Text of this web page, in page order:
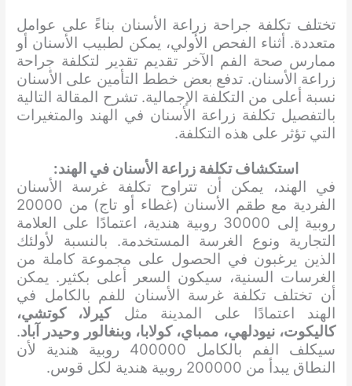
تختلف تكلفة جراحة زراعة الأسنان بناءً على عوامل
متعددة. أثناء الفحص الأولي، يمكن لطبيب الأسنان أو
ممارس صحة الفم الآخر تقديم تقدير لتكلفة جراحة
زراعة الأسنان. تدفع بعض خطط التأمين على الأسنان
نسبة أعلى من التكلفة الإجمالية. تشرح المقالة التالية
بالتفصيل تكلفة زراعة الأسنان في الهند والمتغيرات
التي تؤثر على هذه التكلفة.
استكشاف تكلفة زراعة الأسنان في الهند:
في الهند، يمكن أن تتراوح تكلفة غرسة الأسنان
الفردية مع طقم الأسنان (غطاء أو تاج) من 20000
روبية إلى 30000 روبية هندية، اعتمادًا على العلامة
التجارية ونوع الغرسة المستخدمة. بالنسبة لأولئك
الذين يرغبون في الحصول على مجموعة كاملة من
الغرسات السنية، سيكون السعر أعلى بكثير. يمكن
أن تختلف تكلفة غرسة الأسنان للفم بالكامل في
الهند اعتمادًا على المدينة مثلكيرلا، كوتشي،
كاليكوت، نيودلهي، ممباي، كولابا، وبنغالور وحيدر آباد.
سيكلف الفم بالكامل 400000 روبية هندية لأن
النطاق يبدأ من 200000 روبية هندية لكل قوس.